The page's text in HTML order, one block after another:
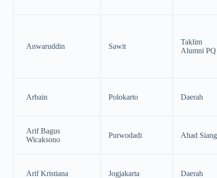
Anwaruddin Sawit
Taklim
Alumni PQ
Arbain Polokarto Daerah
Arif Bagus
Wicaksono
Purwodadi Ahad Siang
Arif Kristiana Jogjakarta Daerah